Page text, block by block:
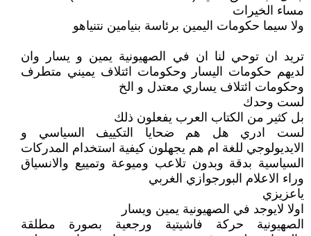
مساء الخيرات
ولا سيما حكومات اليمين برئاسة بنيامين نتنياهو
تريد ان توحي لنا ان في الصهيونية يمين و يسار وان
لديهم حكومات اليسار وحكومات ائتلاف يميني متطرف
وحكومات ائتلاف يساري معتدل و الخ
لست وحدك
بل كثير من الكتاب العرب يفعلون ذلك
لست ادري هل هم ضحايا التكييف السياسي و
الايديولوجي للغة ام هم يجهلون كيفية استخدام المدركات
السياسية بدقة وبدون تلاعب وميوعة وتمييع والانسياق
وراء الاعلام البورجوازي الغربي
ياعزيزي
اولا لايوجد في الصهيونية يمين ويسار
الصهيونية حركة فاشيتية ورجعية بصورة مطلقة